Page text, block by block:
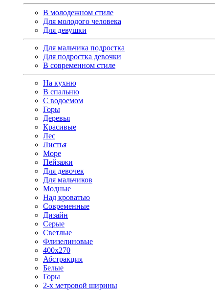
В молодежном стиле
Для молодого человека
Для девушки
Для мальчика подростка
Для подростка девочки
В современном стиле
На кухню
В спальню
С водоемом
Горы
Деревья
Красивые
Лес
Листья
Море
Пейзажи
Для девочек
Для мальчиков
Модные
Над кроватью
Современные
Дизайн
Серые
Светлые
Флизелиновые
400х270
Абстракция
Белые
Горы
2-х метровой ширины